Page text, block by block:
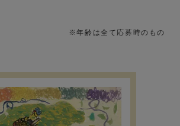
※年齢は全て応募時のもの